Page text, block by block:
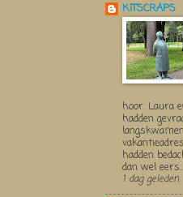
KITSCRAPS
hoor. Laura
hadden
hadden
dan wel
1 dag geleden